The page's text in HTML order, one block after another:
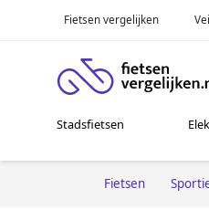
Fietsen vergelijken
Stadsfietsen
Fietsen